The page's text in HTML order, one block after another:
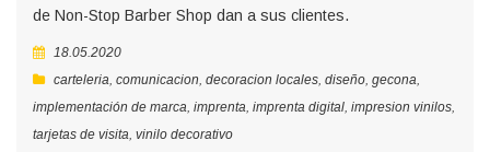
de Non-Stop Barber Shop dan a sus clientes.
18.05.2020
carteleria, comunicacion, decoracion locales, diseño, gecona,
implementación de marca, imprenta, imprenta digital, impresion vinilos,
tarjetas de visita, vinilo decorativo